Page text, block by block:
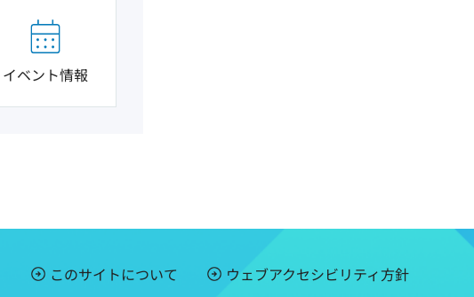
イベント情報
このサイトについて ウェブアクセシビリティ方針